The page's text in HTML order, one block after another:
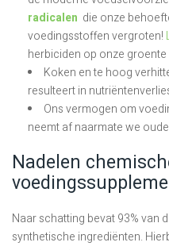
radicalen die onze
voedingsstoffen vergroten!
herbiciden op onze groente
Koken en te hoog
resulteert in
Ons vermogen om
neemt af naarmate we
Nadelen
Naar schatting bevat 93% van
synthetische ingrediënten.